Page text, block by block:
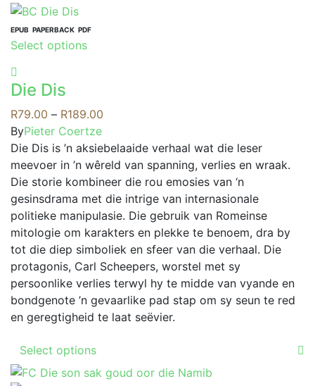
the
product
page
EPUB PAPERBACK PDF
Select optionsThis
variants.
The
options
may
be
chosen
on
the
product
page
Die Dis
R79.00 – R189.00
R79.00
through
R189.00
ByPieter Coertze
Die Dis is ’n aksiebelaaide verhaal wat die leser
meevoer in ’n wêreld van spanning, verlies en wraak.
Die storie kombineer die rou emosies van ‘n
gesinsdrama met die intrige van internasionale
politieke manipulasie. Die gebruik van Romeinse
mitologie om karakters en plekke te benoem, dra by
tot die diep simboliek en sfeer van die verhaal. Die
protagonis, Carl Scheepers, worstel met sy
persoonlike verlies terwyl hy te midde van vyande en
bondgenote ’n gevaarlike pad stap om sy seun te red
en geregtigheid te laat seëvier.
Select options
has